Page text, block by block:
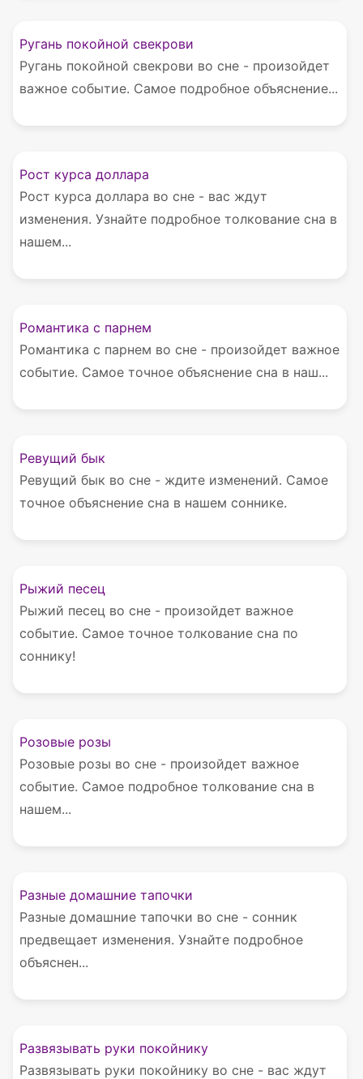
Ругань покойной свекрови
Ругань покойной свекрови во сне - произойдет
важное событие. Самое подробное объяснение...
Рост курса доллара
Рост курса доллара во сне - вас ждут
изменения. Узнайте подробное толкование сна в
нашем...
Романтика с парнем
Романтика с парнем во сне - произойдет важное
событие. Самое точное объяснение сна в наш...
Ревущий бык
Ревущий бык во сне - ждите изменений. Самое
точное объяснение сна в нашем соннике.
Рыжий песец
Рыжий песец во сне - произойдет важное
событие. Самое точное толкование сна по
соннику!
Розовые розы
Розовые розы во сне - произойдет важное
событие. Самое подробное толкование сна в
нашем...
Разные домашние тапочки
Разные домашние тапочки во сне - сонник
предвещает изменения. Узнайте подробное
объяснен...
Развязывать руки покойнику
Развязывать руки покойнику во сне - вас ждут